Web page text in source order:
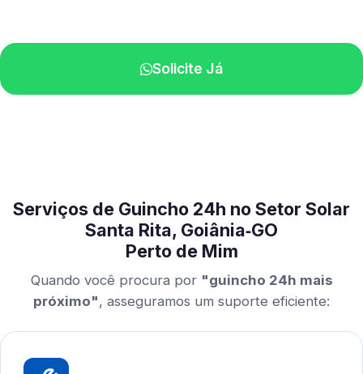
Solicite Já
Serviços de Guincho 24h no Setor Solar
Santa Rita, Goiânia‑GO
Perto de Mim
Quando você procura por "guincho 24h mais
próximo", asseguramos um suporte eficiente: